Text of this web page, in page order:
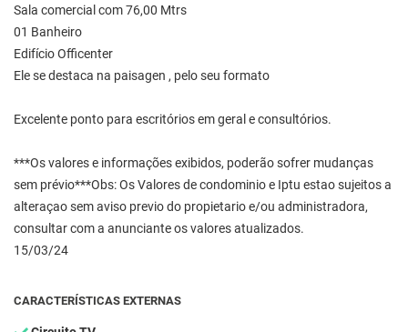
Sala comercial com 76,00 Mtrs
01 Banheiro
Edifício Officenter
Ele se destaca na paisagen , pelo seu formato
Excelente ponto para escritórios em geral e consultórios.
***Os valores e informações exibidos, poderão sofrer mudanças
sem prévio***Obs: Os Valores de condominio e Iptu estao sujeitos a
alteraçao sem aviso previo do propietario e/ou administradora,
consultar com a anunciante os valores atualizados.
15/03/24
CARACTERÍSTICAS EXTERNAS